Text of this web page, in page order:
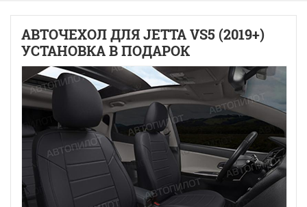
АВТОЧЕХОЛ ДЛЯ JETTA VS5 (2019+)
УСТАНОВКА В ПОДАРОК